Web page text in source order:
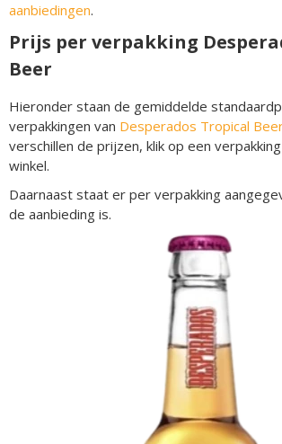
aanbiedingen.
Prijs per verpakking
Beer
Hieronder staan de gemiddelde
verpakkingen van Desperados Tropical
verschillen de prijzen, klik op een
winkel.
Daarnaast staat er per verpakking
de aanbieding is.